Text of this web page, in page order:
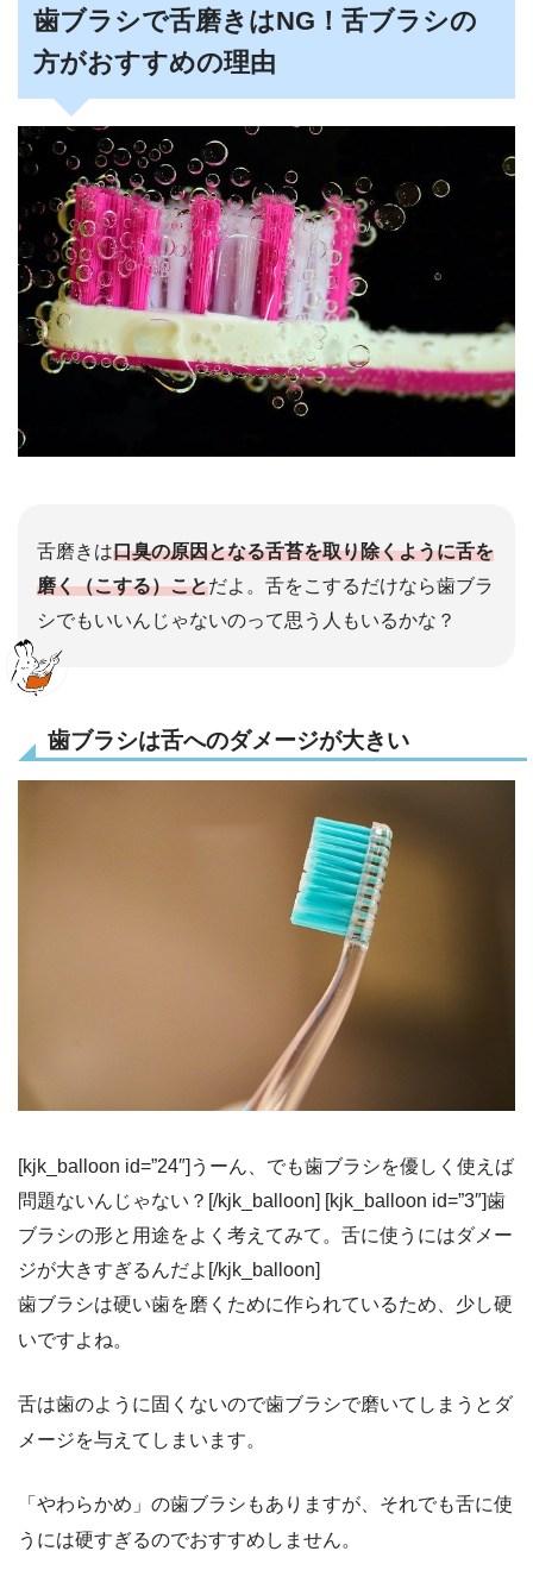
歯ブラシで舌磨きはNG！舌ブラシの
方がおすすめの理由
舌磨きは口臭の原因となる舌苔を取り除くように舌を
磨く（こする）ことだよ。舌をこするだけなら歯ブラ
シでもいいんじゃないのって思う人もいるかな？
歯ブラシは舌へのダメージが大きい
[kjk_balloon id=”24″]うーん、でも歯ブラシを優しく使えば
問題ないんじゃない？[/kjk_balloon] [kjk_balloon id=”3″]歯
ブラシの形と用途をよく考えてみて。舌に使うにはダメー
ジが大きすぎるんだよ[/kjk_balloon]
歯ブラシは硬い歯を磨くために作られているため、少し硬
いですよね。
舌は歯のように固くないので歯ブラシで磨いてしまうとダ
メージを与えてしまいます。
「やわらかめ」の歯ブラシもありますが、それでも舌に使
うには硬すぎるのでおすすめしません。